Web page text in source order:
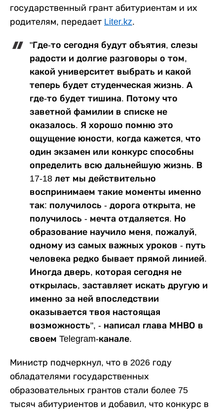
государственный грант абитуриентам и их
родителям, передает Liter.kz.
"Где-то сегодня будут объятия, слезы
радости и долгие разговоры о том,
какой университет выбрать и какой
теперь будет студенческая жизнь. А
где-то будет тишина. Потому что
заветной фамилии в списке не
оказалось. Я хорошо помню это
ощущение юности, когда кажется, что
один экзамен или конкурс способны
определить всю дальнейшую жизнь. В
17-18 лет мы действительно
воспринимаем такие моменты именно
так: получилось - дорога открыта, не
получилось - мечта отдаляется. Но
образование научило меня, пожалуй,
одному из самых важных уроков - путь
человека редко бывает прямой линией.
Иногда дверь, которая сегодня не
открылась, заставляет искать другую и
именно за ней впоследствии
оказывается твоя настоящая
возможность", - написал глава МНВО в
своем Telegram-канале.
Министр подчеркнул, что в 2026 году
обладателями государственных
образовательных грантов стали более 75
тысяч абитуриентов и добавил, что конкурс в